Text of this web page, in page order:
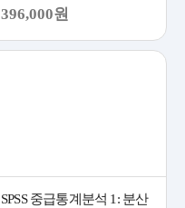
396,000원
SPSS 중급통계분석 1: 분산